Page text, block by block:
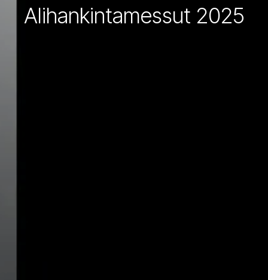
Alihankintamessut 2025